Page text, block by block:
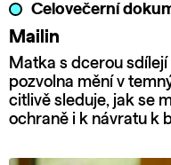
Celovečerní
Mailin
Matka s dcerou
pozvolna mění v
citlivě sleduje, jak se
ochraně i k návratu k